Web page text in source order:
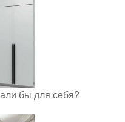
бы для себя?